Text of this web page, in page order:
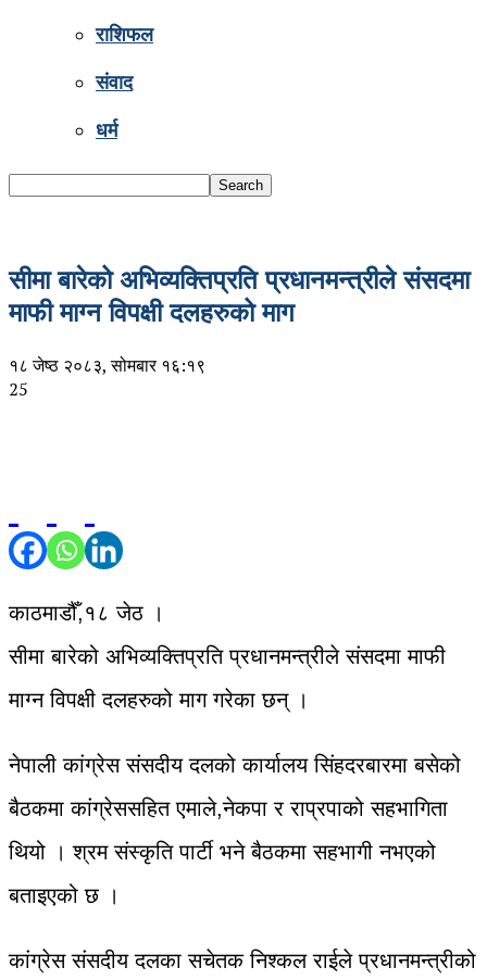
राशिफल
संवाद
धर्म
सीमा बारेको अभिव्यक्तिप्रति प्रधानमन्त्रीले संसदमा
माफी माग्न विपक्षी दलहरुको माग
१८ जेष्ठ २०८३, सोमबार १६:१९
25
काठमाडौँ,१८ जेठ ।
सीमा बारेको अभिव्यक्तिप्रति प्रधानमन्त्रीले संसदमा माफी
माग्न विपक्षी दलहरुको माग गरेका छन् ।
नेपाली कांग्रेस संसदीय दलको कार्यालय सिंहदरबारमा बसेको
बैठकमा कांग्रेससहित एमाले,नेकपा र राप्रपाको सहभागिता
थियो । श्रम संस्कृति पार्टी भने बैठकमा सहभागी नभएको
बताइएको छ ।
कांग्रेस संसदीय दलका सचेतक निश्कल राईले प्रधानमन्त्रीको